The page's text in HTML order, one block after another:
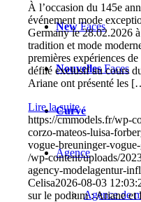
NewFaces
NouvellesFaces
Curvé
Agence
Agence de
À l’occasion du 145e
événement mode
Germany le 28.02.2026
tradition et mode
premières expériences
défilé exclusif au cours
Ariane ont présenté les
Lire la suite
https://cmmodels.fr/wp-
corzo-mateos-luisa-
vogue-breuninger-
/wp-content/uploads/
agency-modelagentur-
Celisa2026-08-03
sur le podium : Ariane